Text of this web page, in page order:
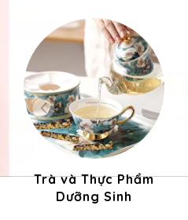
Trà và Thực Phẩm
Dưỡng Sinh